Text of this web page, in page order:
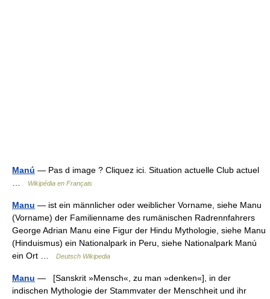
Manú — Pas d image ? Cliquez ici. Situation actuelle Club actuel
Wikipédia en Français
Manu — ist ein männlicher oder weiblicher Vorname, siehe Manu
(Vorname) der Familienname des rumänischen Radrennfahrers
George Adrian Manu eine Figur der Hindu Mythologie, siehe Manu
(Hinduismus) ein Nationalpark in Peru, siehe Nationalpark Manú
ein Ort …
Deutsch Wikipedia
Manu — [Sanskrit »Mensch«, zu man »denken«], in der
indischen Mythologie der Stammvater der Menschheit und ihr